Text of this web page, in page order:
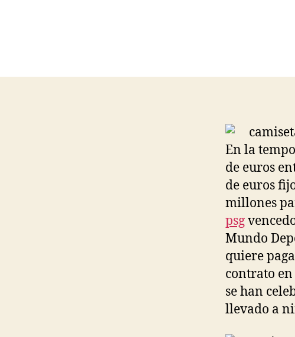
En la
de euros
de euros
millones
psg
Mundo
quiere
contrato
se han
llevado a